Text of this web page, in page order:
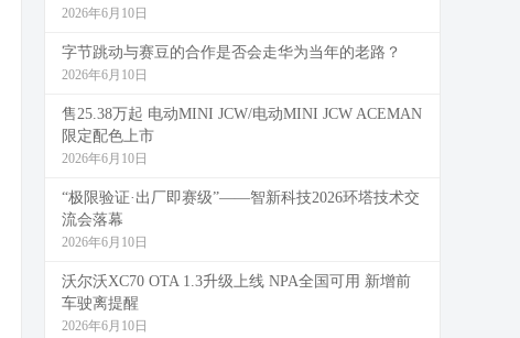
2026年6月10日
字节跳动与赛豆的合作是否会走华为当年的老路？
2026年6月10日
售25.38万起 电动MINI JCW/电动MINI JCW ACEMAN
限定配色上市
2026年6月10日
“极限验证·出厂即赛级”——智新科技2026环塔技术交
流会落幕
2026年6月10日
沃尔沃XC70 OTA 1.3升级上线 NPA全国可用 新增前
车驶离提醒
2026年6月10日